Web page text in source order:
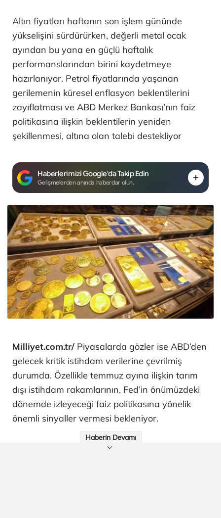
Altın fiyatları haftanın son işlem gününde
yükselişini sürdürürken, değerli metal ocak
ayından bu yana en güçlü haftalık
performanslarından birini kaydetmeye
hazırlanıyor. Petrol fiyatlarında yaşanan
gerilemenin küresel enflasyon beklentilerini
zayıflatması ve ABD Merkez Bankası’nın faiz
politikasına ilişkin beklentilerin yeniden
şekillenmesi, altına olan talebi destekliyor
Haberlerimizi Google'da Takip Edin
Gelişmelerden anında haberdar olun.
Milliyet.com.tr/ Piyasalarda gözler ise ABD’den
gelecek kritik istihdam verilerine çevrilmiş
durumda. Özellikle temmuz ayına ilişkin tarım
dışı istihdam rakamlarının, Fed’in önümüzdeki
dönemde izleyeceği faiz politikasına yönelik
önemli sinyaller vermesi bekleniyor.
Haberin Devamı